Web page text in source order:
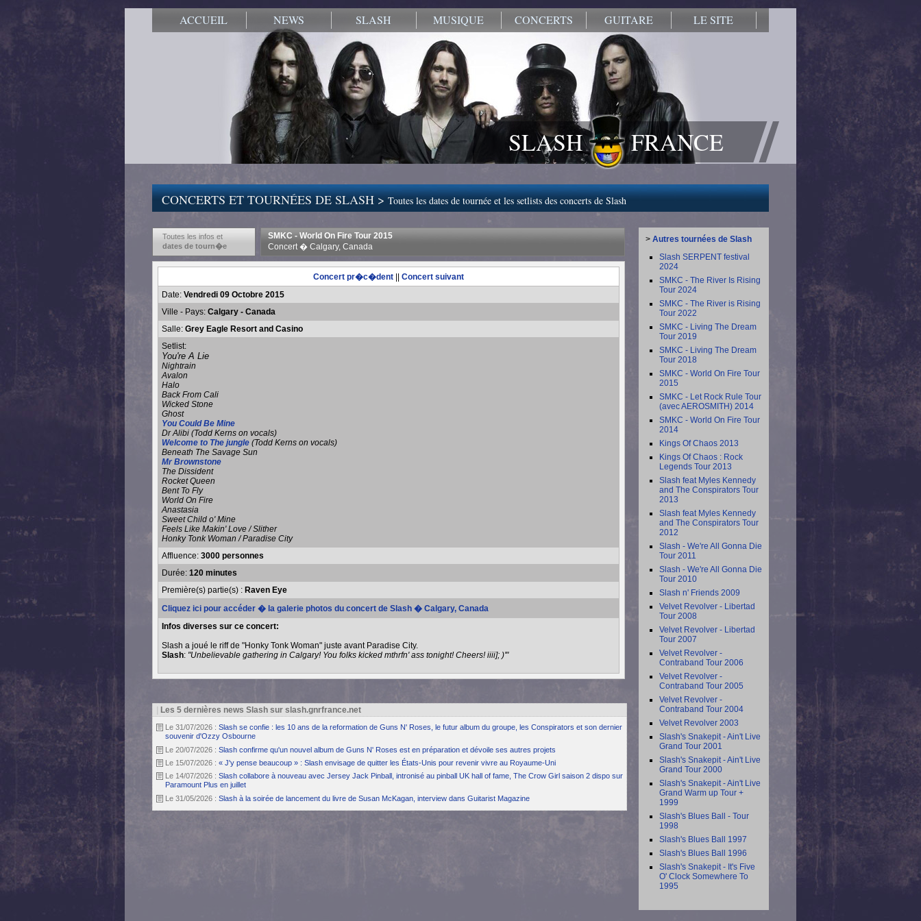
ACCUEIL NEWS SLASH MUSIQUE CONCERTS GUITARE LE SITE
SLASH FRANCE
CONCERTS ET TOURNÉES DE SLASH >Toutes les dates de tournée et les setlists des concerts de Slash
Toutes les infos et
dates de tourn�e
SMKC - World On Fire Tour 2015
Concert � Calgary, Canada
Concert pr�c�dent
Concert suivant
Date: Vendredi 09 Octobre 2015
Ville - Pays: Calgary - Canada
Salle: Grey Eagle Resort and Casino
Setlist:
You're A Lie
Nightrain
Avalon
Halo
Back From Cali
Wicked Stone
Ghost
You Could Be Mine
Dr Alibi (Todd Kerns on vocals)
Welcome to The jungle (Todd Kerns on vocals)
Beneath The Savage Sun
Mr Brownstone
The Dissident
Rocket Queen
Bent To Fly
World On Fire
Anastasia
Sweet Child o' Mine
Feels Like Makin' Love / Slither
Honky Tonk Woman / Paradise City
Affluence: 3000 personnes
Durée: 120 minutes
Première(s) partie(s) : Raven Eye
Cliquez ici pour accéder � la galerie photos du concert de Slash � Calgary, Canada
Infos diverses sur ce concert:
Slash a joué le riff de "Honky Tonk Woman" juste avant Paradise City.
Slash: "Unbelievable gathering in Calgary! You folks kicked mthrfn' ass tonight! Cheers! iiii]; )'"
Les 5 dernières news Slash sur slash.gnrfrance.net
Le 31/07/2026 : Slash se confie : les 10 ans de la reformation de Guns N' Roses, le futur album du groupe, les Conspirators et son dernier
souvenir d'Ozzy Osbourne
Le 20/07/2026 : Slash confirme qu'un nouvel album de Guns N' Roses est en préparation et dévoile ses autres projets
Le 15/07/2026 : « J'y pense beaucoup » : Slash envisage de quitter les États-Unis pour revenir vivre au Royaume-Uni
Le 14/07/2026 : Slash collabore à nouveau avec Jersey Jack Pinball, intronisé au pinball UK hall of fame, The Crow Girl saison 2 dispo sur
Paramount Plus en juillet
Le 31/05/2026 : Slash à la soirée de lancement du livre de Susan McKagan, interview dans Guitarist Magazine
> Autres tournées de Slash
Slash SERPENT festival
2024
SMKC - The River Is Rising
Tour 2024
SMKC - The River is Rising
Tour 2022
SMKC - Living The Dream
Tour 2019
SMKC - Living The Dream
Tour 2018
SMKC - World On Fire Tour
2015
SMKC - Let Rock Rule Tour
(avec AEROSMITH) 2014
SMKC - World On Fire Tour
2014
Kings Of Chaos 2013
Kings Of Chaos : Rock
Legends Tour 2013
Slash feat Myles Kennedy
and The Conspirators Tour
2013
Slash feat Myles Kennedy
and The Conspirators Tour
2012
Slash - We're All Gonna Die
Tour 2011
Slash - We're All Gonna Die
Tour 2010
Slash n' Friends 2009
Velvet Revolver - Libertad
Tour 2008
Velvet Revolver - Libertad
Tour 2007
Velvet Revolver -
Contraband Tour 2006
Velvet Revolver -
Contraband Tour 2005
Velvet Revolver -
Contraband Tour 2004
Velvet Revolver 2003
Slash's Snakepit - Ain't Live
Grand Tour 2001
Slash's Snakepit - Ain't Live
Grand Tour 2000
Slash's Snakepit - Ain't Live
Grand Warm up Tour +
1999
Slash's Blues Ball - Tour
1998
Slash's Blues Ball 1997
Slash's Blues Ball 1996
Slash's Snakepit - It's Five
O' Clock Somewhere To
1995